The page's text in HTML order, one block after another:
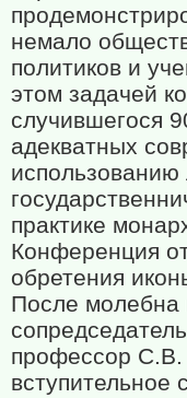
немало
политиков и
этом задачей
случившегося
адекватных
использованию
практике
Конференция
обретения
После молебна
профессор С.В.
вступительное